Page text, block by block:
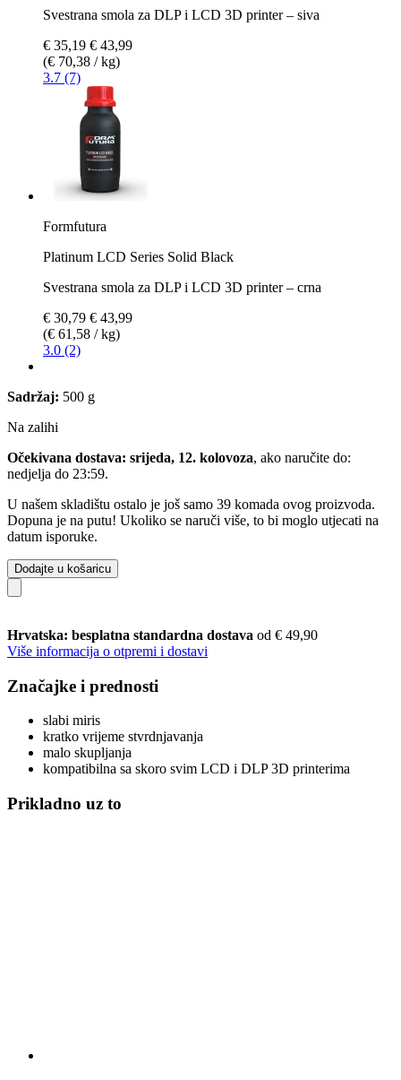
Svestrana smola za DLP i LCD 3D printer – siva
€ 35,19 € 43,99
(€ 70,38 / kg)
3.7 (7)
Formfutura
Platinum LCD Series Solid Black
Svestrana smola za DLP i LCD 3D printer – crna
€ 30,79 € 43,99
(€ 61,58 / kg)
3.0 (2)
Sadržaj: 500 g
Na zalihi
Očekivana dostava: srijeda, 12. kolovoza, ako naručite do:
nedjelja do 23:59.
U našem skladištu ostalo je još samo 39 komada ovog proizvoda.
Dopuna je na putu! Ukoliko se naruči više, to bi moglo utjecati na
datum isporuke.
Dodajte u košaricu
Hrvatska: besplatna standardna dostava od € 49,90
Više informacija o otpremi i dostavi
Značajke i prednosti
slabi miris
kratko vrijeme stvrdnjavanja
malo skupljanja
kompatibilna sa skoro svim LCD i DLP 3D printerima
Prikladno uz to